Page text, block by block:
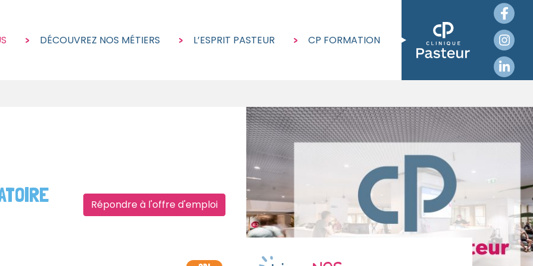
DÉCOUVREZ NOS MÉTIERS L’ESPRIT PASTEUR CP FORMATION
Répondre à l'offre d'emploi